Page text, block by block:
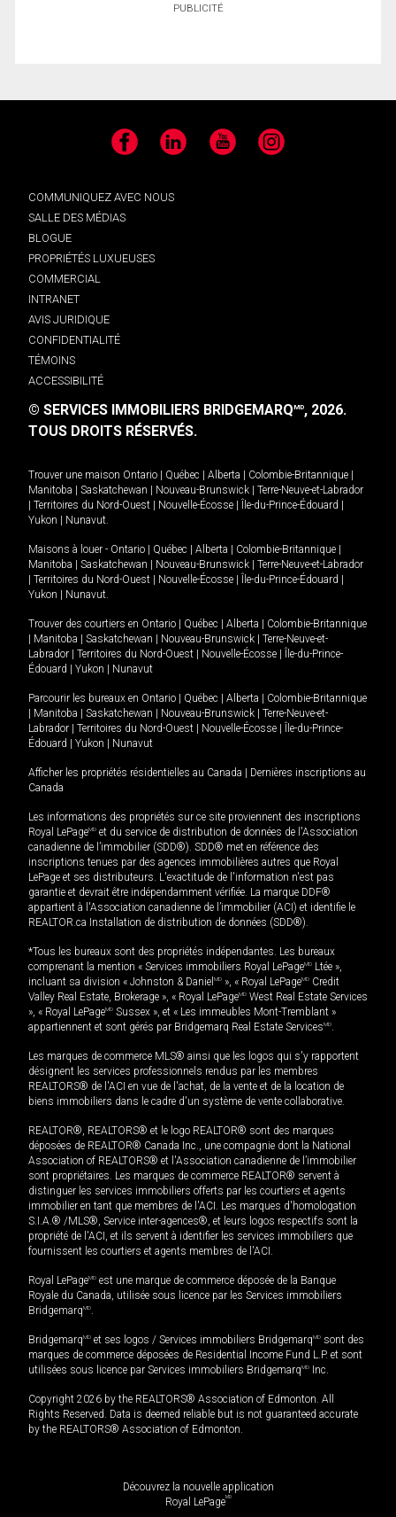
PUBLICITÉ
Facebook LinkedIn YouTube Instagram
COMMUNIQUEZ AVEC NOUS
SALLE DES MÉDIAS
BLOGUE
PROPRIÉTÉS LUXUEUSES
COMMERCIAL
INTRANET
AVIS JURIDIQUE
CONFIDENTIALITÉ
TÉMOINS
ACCESSIBILITÉ
© SERVICES IMMOBILIERS BRIDGEMARQMD, 2026.
TOUS DROITS RÉSERVÉS.
Trouver une maison Ontario Québec Alberta Colombie-Britannique
Manitoba
Saskatchewan Nouveau-Brunswick
Terre-Neuve-et-Labrador
Territoires du Nord-Ouest Nouvelle-Écosse Île-du-Prince-Édouard
Yukon
Nunavut.
Maisons à louer - Ontario Québec Alberta Colombie-Britannique
Manitoba
Saskatchewan Nouveau-Brunswick
Terre-Neuve-et-Labrador
Territoires du Nord-Ouest Nouvelle-Écosse Île-du-Prince-Édouard
Yukon
Nunavut.
Trouver des courtiers en Ontario Québec Alberta
Colombie-Britannique
Manitoba Saskatchewan Nouveau-Brunswick
Terre-Neuve-et-
Labrador
Territoires du Nord-Ouest Nouvelle-Écosse
Île-du-Prince-
Édouard
Yukon Nunavut
Parcourir les bureaux en Ontario Québec Alberta
Colombie-Britannique
Manitoba Saskatchewan Nouveau-Brunswick
Terre-Neuve-et-
Labrador
Territoires du Nord-Ouest Nouvelle-Écosse
Île-du-Prince-
Édouard
Yukon Nunavut
Afficher les propriétés résidentielles au Canada
Dernières inscriptions au
Canada
Les informations des propriétés sur ce site proviennent des inscriptions
Royal LePageMD et du service de distribution de données de l'Association
canadienne de l’immobilier (SDD®). SDD® met en référence des
inscriptions tenues par des agences immobilières autres que Royal
LePage et ses distributeurs. L'exactitude de l'information n'est pas
garantie et devrait être indépendamment vérifiée. La marque DDF®
appartient à l'Association canadienne de l’immobilier (ACI) et identifie le
REALTOR.ca Installation de distribution de données (SDD®).
*Tous les bureaux sont des propriétés indépendantes. Les bureaux
comprenant la mention « Services immobiliers Royal LePageMD Ltée »,
incluant sa division « Johnston & Daniel MD », « Royal LePageMD Credit
Valley Real Estate, Brokerage », « Royal LePageMD West Real Estate Services
», « Royal LePageMD Sussex », et « Les immeubles Mont-Tremblant »
appartiennent et sont gérés par Bridgemarq Real Estate ServicesMD.
Les marques de commerce MLS® ainsi que les logos qui s'y rapportent
désignent les services professionnels rendus par les membres
REALTORS® de l'ACI en vue de l'achat, de la vente et de la location de
biens immobiliers dans le cadre d'un système de vente collaborative.
REALTOR®, REALTORS® et le logo REALTOR® sont des marques
déposées de REALTOR® Canada Inc., une compagnie dont la National
Association of REALTORS® et l'Association canadienne de l’immobilier
sont propriétaires. Les marques de commerce REALTOR® servent à
distinguer les services immobiliers offerts par les courtiers et agents
immobilier en tant que membres de l'ACI. Les marques d'homologation
S.I.A.® /MLS®, Service inter-agences®, et leurs logos respectifs sont la
propriété de l'ACI, et ils servent à identifier les services immobiliers que
fournissent les courtiers et agents membres de l'ACI.
Royal LePageMD est une marque de commerce déposée de la Banque
Royale du Canada, utilisée sous licence par les Services immobiliers
BridgemarqMD.
BridgemarqMD et ses logos / Services immobiliers BridgemarqMD sont des
marques de commerce déposées de Residential Income Fund L.P. et sont
utilisées sous licence par Services immobiliers BridgemarqMD Inc.
Copyright 2026 by the REALTORS® Association of Edmonton. All
Rights Reserved. Data is deemed reliable but is not guaranteed accurate
by the REALTORS® Association of Edmonton.
Découvrez la nouvelle application
Royal LePageMD